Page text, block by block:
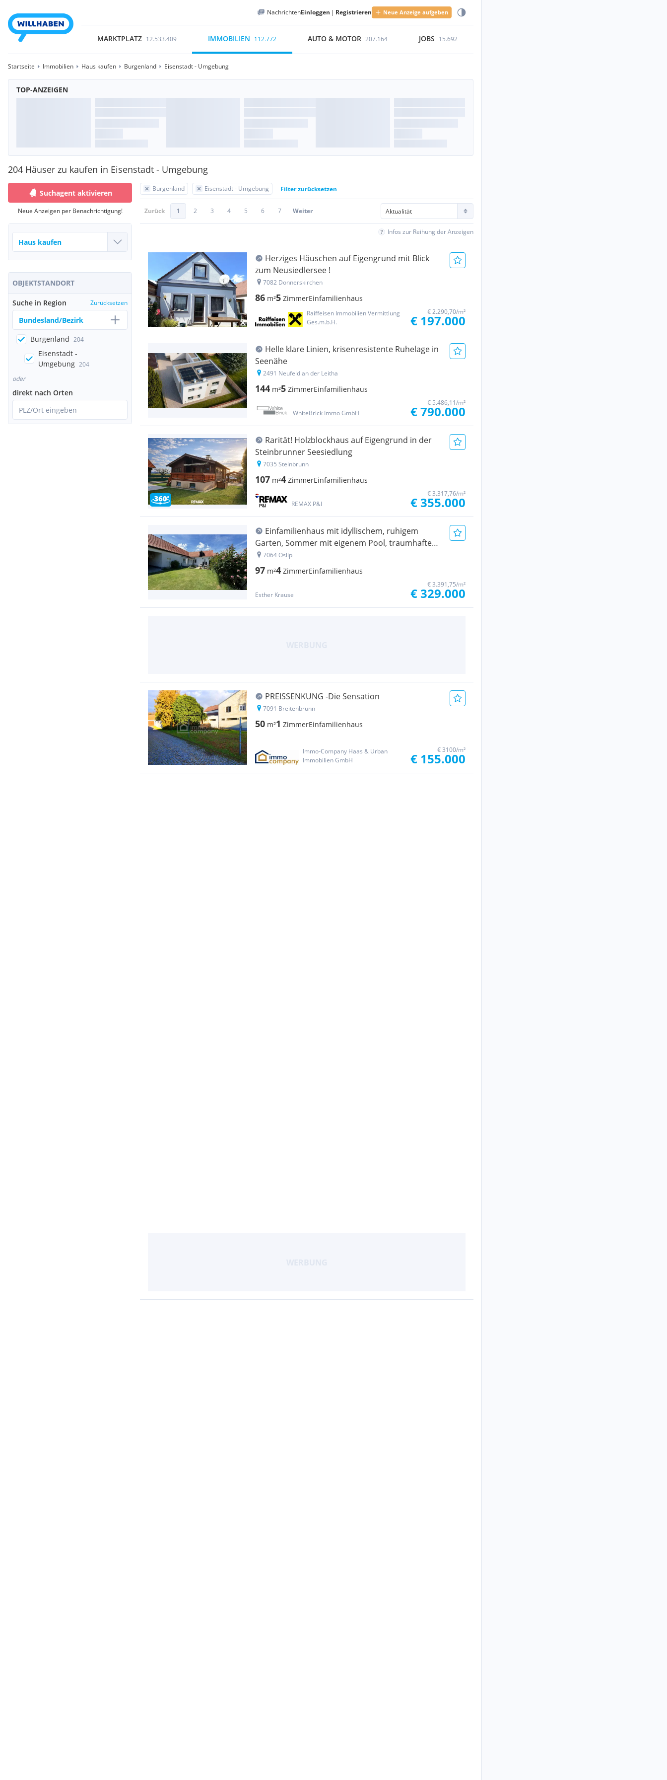
NachrichtenEinloggen | Registrieren Neue Anzeige aufgeben
MARKTPLATZ 12.533.409 IMMOBILIEN 112.772 AUTO & MOTOR 207.164 JOBS 15.692
Startseite Immobilien Haus kaufen Burgenland Eisenstadt - Umgebung
TOP-ANZEIGEN
204 Häuser zu kaufen in Eisenstadt - Umgebung
Suchagent aktivieren
Neue Anzeigen per Benachrichtigung!
OBJEKTSTANDORT
Suche in Region Zurücksetzen
Bundesland/Bezirk
Burgenland 204
Eisenstadt -
Umgebung 204
oder
direkt nach Orten
PLZ/Ort eingeben
Burgenland Eisenstadt - Umgebung Filter zurücksetzen
Zurück 1 2 3 4 5 6 7 Weiter
Infos zur Reihung der Anzeigen
Herziges Häuschen auf Eigengrund mit Blick
zum Neusiedlersee !
7082 Donnerskirchen
86 m²5 ZimmerEinfamilienhaus
Raiffeisen Immobilien Vermittlung
Ges.m.b.H.
€ 2.290,70/m²
€ 197.000
Helle klare Linien, krisenresistente Ruhelage in
Seenähe
2491 Neufeld an der Leitha
144 m²5 ZimmerEinfamilienhaus
WhiteBrick Immo GmbH
€ 5.486,11/m²
€ 790.000
Rarität! Holzblockhaus auf Eigengrund in der
Steinbrunner Seesiedlung
7035 Steinbrunn
107 m²4 ZimmerEinfamilienhaus
REMAX P&I
€ 3.317,76/m²
€ 355.000
Einfamilienhaus mit idyllischem, ruhigem
Garten, Sommer mit eigenem Pool, traumhaften
Rosen, Saunahäuschen
7064 Oslip
97 m²4 ZimmerEinfamilienhaus
Esther Krause
€ 3.391,75/m²
€ 329.000
PREISSENKUNG -Die Sensation
7091 Breitenbrunn
50 m²1 ZimmerEinfamilienhaus
Immo-Company Haas & Urban
Immobilien GmbH
€ 3100/m²
€ 155.000